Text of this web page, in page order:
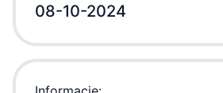
08-10-2024